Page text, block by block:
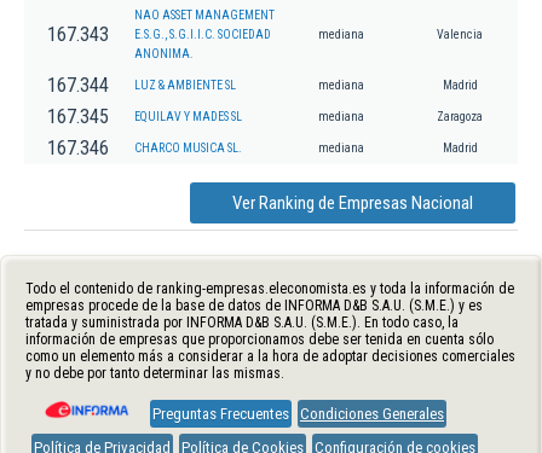
167.343
NAO ASSET MANAGEMENT
E.S.G., S.G.I.I.C. SOCIEDAD
ANONIMA.
mediana Valencia
167.344 LUZ & AMBIENTE SL mediana Madrid
167.345 EQUILAV Y MADES SL mediana Zaragoza
167.346 CHARCO MUSICA SL. mediana Madrid
Ver Ranking de Empresas Nacional
Todo el contenido de ranking-empresas.eleconomista.es y toda la información de
empresas procede de la base de datos de INFORMA D&B S.A.U. (S.M.E.) y es
tratada y suministrada por INFORMA D&B S.A.U. (S.M.E.). En todo caso, la
información de empresas que proporcionamos debe ser tenida en cuenta sólo
como un elemento más a considerar a la hora de adoptar decisiones comerciales
y no debe por tanto determinar las mismas.
Preguntas Frecuentes Condiciones Generales
Política de Privacidad
Política de Cookies Configuración de cookies